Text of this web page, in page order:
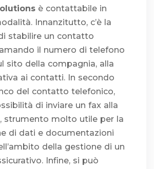
è contattabile in
Innanzitutto, c’è la
stabilire un contatto
il numero di telefono
sito della compagnia, alla
ai contatti. In secondo
del contatto telefonico,
di inviare un fax alla
strumento molto utile per la
di dati e documentazioni
della gestione di un
Infine, si può